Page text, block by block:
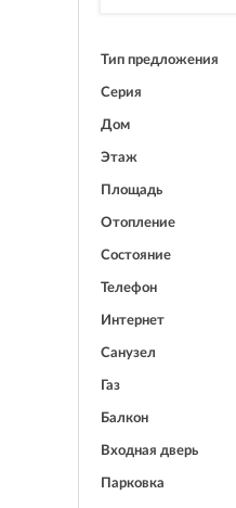
Тип предложения
Серия
Дом
Этаж
Площадь
Отопление
Состояние
Телефон
Интернет
Санузел
Газ
Балкон
Входная дверь
Парковка